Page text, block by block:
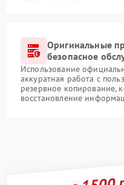
Оригинальные
безопасное
Использование
аккуратная работа с
резервное копирование,
восстановление